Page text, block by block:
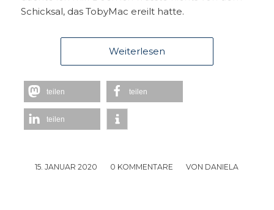
Schicksal, das TobyMac ereilt hatte.
Weiterlesen
teilen teilen
teilen
15. JANUAR 2020
/ 0 KOMMENTARE
/ VON DANIELA